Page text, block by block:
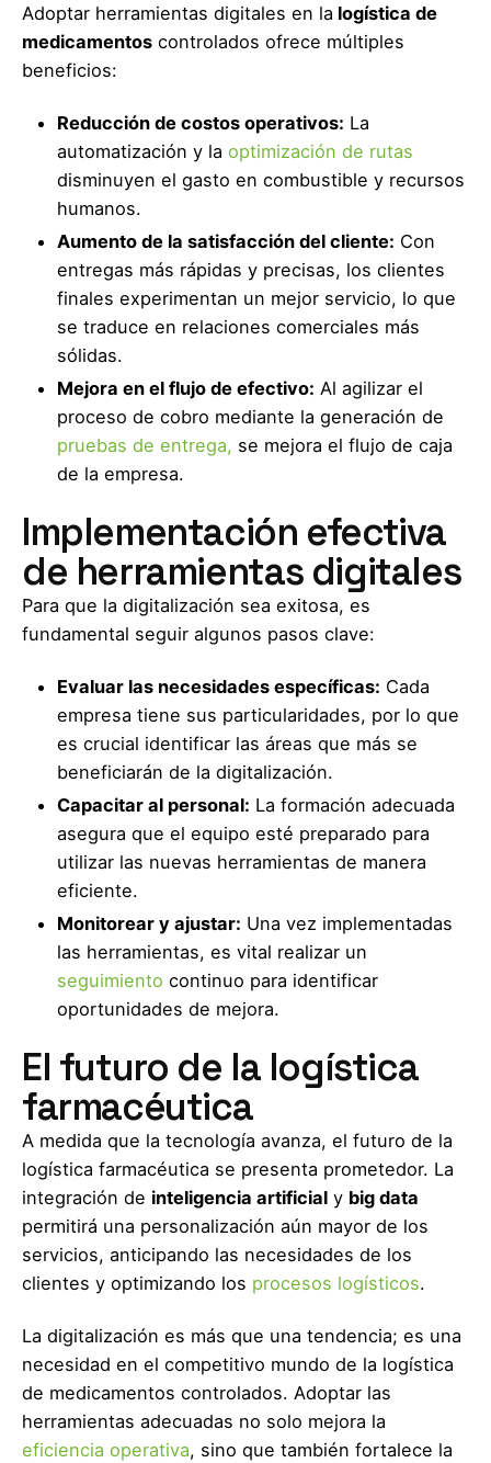
Adoptar herramientas digitales en la logística de
medicamentos controlados ofrece múltiples
beneficios:
Reducción de costos operativos: La
automatización y la optimización de rutas
disminuyen el gasto en combustible y recursos
humanos.
Aumento de la satisfacción del cliente: Con
entregas más rápidas y precisas, los clientes
finales experimentan un mejor servicio, lo que
se traduce en relaciones comerciales más
sólidas.
Mejora en el flujo de efectivo: Al agilizar el
proceso de cobro mediante la generación de
pruebas de entrega, se mejora el flujo de caja
de la empresa.
Implementación efectiva
de herramientas digitales
Para que la digitalización sea exitosa, es
fundamental seguir algunos pasos clave:
Evaluar las necesidades específicas: Cada
empresa tiene sus particularidades, por lo que
es crucial identificar las áreas que más se
beneficiarán de la digitalización.
Capacitar al personal: La formación adecuada
asegura que el equipo esté preparado para
utilizar las nuevas herramientas de manera
eficiente.
Monitorear y ajustar: Una vez implementadas
las herramientas, es vital realizar un
seguimiento continuo para identificar
oportunidades de mejora.
El futuro de la logística
farmacéutica
A medida que la tecnología avanza, el futuro de la
logística farmacéutica se presenta prometedor. La
integración de inteligencia artificial y big data
permitirá una personalización aún mayor de los
servicios, anticipando las necesidades de los
clientes y optimizando los procesos logísticos.
La digitalización es más que una tendencia; es una
necesidad en el competitivo mundo de la logística
de medicamentos controlados. Adoptar las
herramientas adecuadas no solo mejora la
eficiencia operativa, sino que también fortalece la